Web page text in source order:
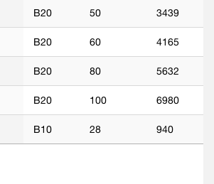
B20 50 3439
B20 60 4165
B20 80 5632
B20 100 6980
B10 28 940